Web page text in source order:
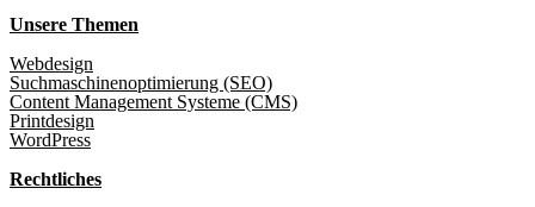
Unsere Themen
Webdesign
Suchmaschinenoptimierung (SEO)
Content Management Systeme (CMS)
Printdesign
WordPress
Rechtliches